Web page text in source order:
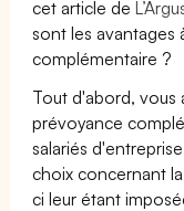
cet article de
sont les avantages
complémentaire ?
Tout d'abord, vous
prévoyance
salariés
choix concernant
ci leur étant